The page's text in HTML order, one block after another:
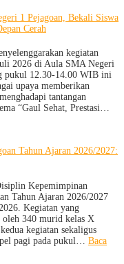
1 Pejagoan, Bekali Siswa
Cerah
kegiatan
2026 di Aula SMA Negeri
pukul 12.30-14.00 WIB ini
upaya memberikan
tantangan
“Gaul Sehat, Prestasi…
Tahun Ajaran 2026/2027:
Kepemimpinan
Tahun Ajaran 2026/2027
Kegiatan yang
340 murid kelas X
kegiatan sekaligus
pagi pada pukul… Baca